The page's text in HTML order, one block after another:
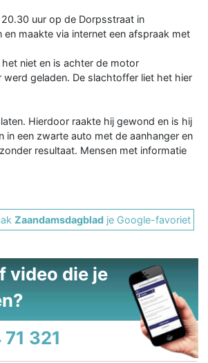
uur op de Dorpsstraat in
maakte via internet een afspraak met
niet en is achter de motor
geladen. De slachtoffer liet het hier
Hierdoor raakte hij gewond en is hij
een zwarte auto met de aanhanger en
resultaat. Mensen met informatie
Zaandamsdagblad je Google-favoriet
video die je
321